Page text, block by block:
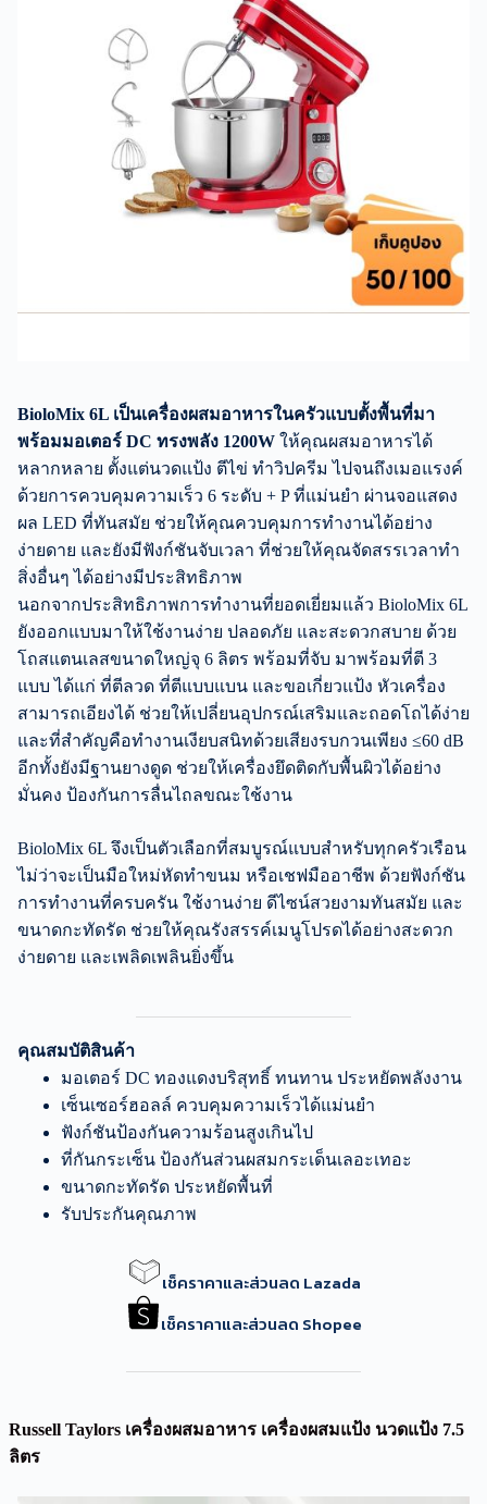
BioloMix 6L เป็นเครื่องผสมอาหารในครัวแบบตั้งพื้นที่มา
พร้อมมอเตอร์ DC ทรงพลัง 1200W ให้คุณผสมอาหารได้
หลากหลาย ตั้งแต่นวดแป้ง ตีไข่ ทำวิปครีม ไปจนถึงเมอแรงค์
ด้วยการควบคุมความเร็ว 6 ระดับ + P ที่แม่นยำ ผ่านจอแสดง
ผล LED ที่ทันสมัย ช่วยให้คุณควบคุมการทำงานได้อย่าง
ง่ายดาย และยังมีฟังก์ชันจับเวลา ที่ช่วยให้คุณจัดสรรเวลาทำ
สิ่งอื่นๆ ได้อย่างมีประสิทธิภาพ
นอกจากประสิทธิภาพการทำงานที่ยอดเยี่ยมแล้ว BioloMix 6L
ยังออกแบบมาให้ใช้งานง่าย ปลอดภัย และสะดวกสบาย ด้วย
โถสแตนเลสขนาดใหญ่จุ 6 ลิตร พร้อมที่จับ มาพร้อมที่ตี 3
แบบ ได้แก่ ที่ตีลวด ที่ตีแบบแบน และขอเกี่ยวแป้ง หัวเครื่อง
สามารถเอียงได้ ช่วยให้เปลี่ยนอุปกรณ์เสริมและถอดโถได้ง่าย
และที่สำคัญคือทำงานเงียบสนิทด้วยเสียงรบกวนเพียง ≤60 dB
อีกทั้งยังมีฐานยางดูด ช่วยให้เครื่องยึดติดกับพื้นผิวได้อย่าง
มั่นคง ป้องกันการลื่นไถลขณะใช้งาน
BioloMix 6L จึงเป็นตัวเลือกที่สมบูรณ์แบบสำหรับทุกครัวเรือน
ไม่ว่าจะเป็นมือใหม่หัดทำขนม หรือเชฟมืออาชีพ ด้วยฟังก์ชัน
การทำงานที่ครบครัน ใช้งานง่าย ดีไซน์สวยงามทันสมัย และ
ขนาดกะทัดรัด ช่วยให้คุณรังสรรค์เมนูโปรดได้อย่างสะดวก
ง่ายดาย และเพลิดเพลินยิ่งขึ้น
คุณสมบัติสินค้า
มอเตอร์ DC ทองแดงบริสุทธิ์ ทนทาน ประหยัดพลังงาน
เซ็นเซอร์ฮอลล์ ควบคุมความเร็วได้แม่นยำ
ฟังก์ชันป้องกันความร้อนสูงเกินไป
ที่กันกระเซ็น ป้องกันส่วนผสมกระเด็นเลอะเทอะ
ขนาดกะทัดรัด ประหยัดพื้นที่
รับประกันคุณภาพ
เช็คราคาและส่วนลด Lazada
เช็คราคาและส่วนลด Shopee
Russell Taylors เครื่องผสมอาหาร เครื่องผสมแป้ง นวดแป้ง 7.5
ลิตร